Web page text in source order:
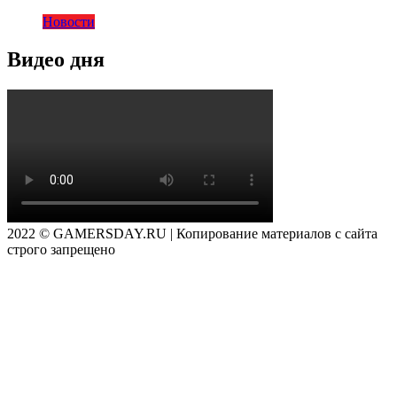
Новости
Видео дня
2022 © GAMERSDAY.RU | Копирование материалов с сайта
строго запрещено